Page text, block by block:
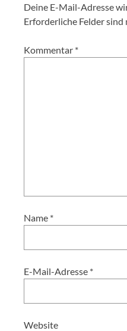
Deine E-Mail-Adresse
Erforderliche Felder sind
Kommentar *
Name *
E-Mail-Adresse *
Website